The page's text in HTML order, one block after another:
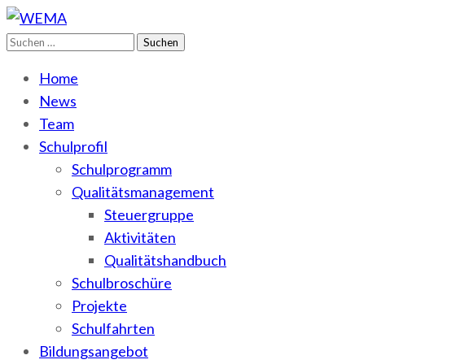
WEMA
BbS I des Salzlandkreises
Suchen
Home
News
Team
Schulprofil
Schulprogramm
Qualitätsmanagement
Steuergruppe
Aktivitäten
Qualitätshandbuch
Schulbroschüre
Projekte
Schulfahrten
Bildungsangebot